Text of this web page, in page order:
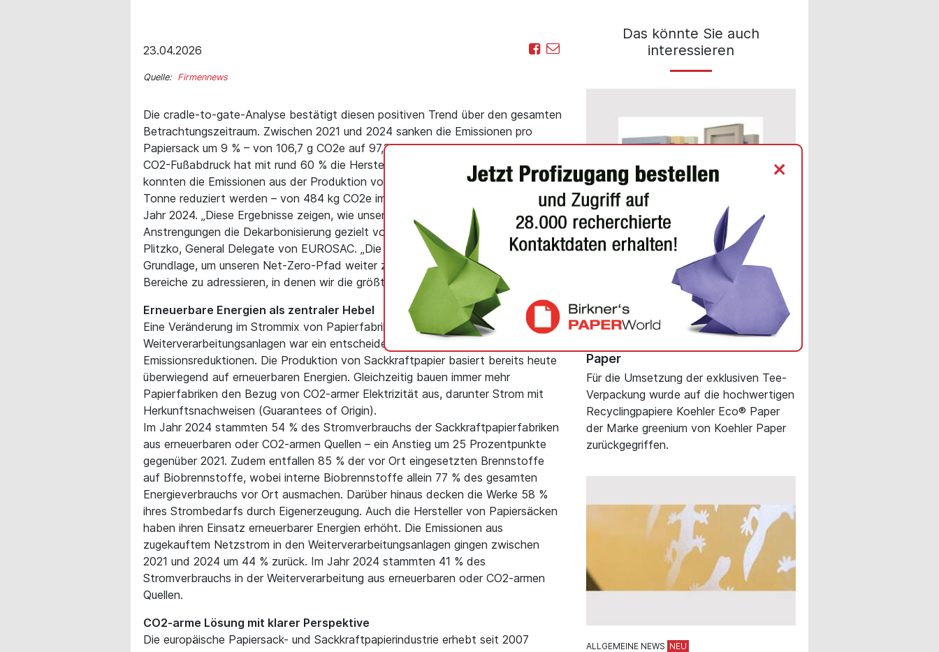
+
23.04.2026
Quelle: Firmennews
Die cradle-to-gate-Analyse bestätigt diesen positiven Trend über den gesamten
Betrachtungszeitraum. Zwischen 2021 und 2024 sanken die Emissionen pro
Papiersack um 9 % – von 106,7 g CO2e auf 97,3 g CO2e. Den größten Anteil am
CO2-Fußabdruck hat mit rund 60 % die Herstellung von Sackkraftpapier. Hierbei
konnten die Emissionen aus der Produktion von Sackkraftpapier um 5 % pro
Tonne reduziert werden – von 484 kg CO2e im Jahr 2021 auf 462 kg CO2e im
Jahr 2024. „Diese Ergebnisse zeigen, wie unsere Branche durch gemeinsame
Anstrengungen die Dekarbonisierung gezielt vorantreibt“, erklärt Catherine
Plitzko, General Delegate von EUROSAC. „Die Studie liefert eine fundierte
Grundlage, um unseren Net-Zero-Pfad weiter zu konkretisieren und gezielt die
Bereiche zu adressieren, in denen wir die größte Wirkung erzielen können.“
Erneuerbare Energien als zentraler Hebel
Eine Veränderung im Strommix von Papierfabriken und
Weiterverarbeitungsanlagen war ein entscheidender Hebel für die
Emissionsreduktionen. Die Produktion von Sackkraftpapier basiert bereits heute
überwiegend auf erneuerbaren Energien. Gleichzeitig bauen immer mehr
Papierfabriken den Bezug von CO2-armer Elektrizität aus, darunter Strom mit
Herkunftsnachweisen (Guarantees of Origin).
Im Jahr 2024 stammten 54 % des Stromverbrauchs der Sackkraftpapierfabriken
aus erneuerbaren oder CO2-armen Quellen – ein Anstieg um 25 Prozentpunkte
gegenüber 2021. Zudem entfallen 85 % der vor Ort eingesetzten Brennstoffe
auf Biobrennstoffe, wobei interne Biobrennstoffe allein 77 % des gesamten
Energieverbrauchs vor Ort ausmachen. Darüber hinaus decken die Werke 58 %
ihres Strombedarfs durch Eigenerzeugung. Auch die Hersteller von Papiersäcken
haben ihren Einsatz erneuerbarer Energien erhöht. Die Emissionen aus
zugekauftem Netzstrom in den Weiterverarbeitungsanlagen gingen zwischen
2021 und 2024 um 44 % zurück. Im Jahr 2024 stammten 41 % des
Stromverbrauchs in der Weiterverarbeitung aus erneuerbaren oder CO2-armen
Quellen.
CO2-arme Lösung mit klarer Perspektive
Die europäische Papiersack- und Sackkraftpapierindustrie erhebt seit 2007
Das könnte Sie auch
interessieren
Exklusive Tee-Verpackung aus
Shanghai vereint edles Design
und hochwertige
Recyclingpapiere von Koehler
Paper
Für die Umsetzung der exklusiven Tee-
Verpackung wurde auf die hochwertigen
Recyclingpapiere Koehler Eco® Paper
der Marke greenium von Koehler Paper
zurückgegriffen.
ALLGEMEINE NEWS